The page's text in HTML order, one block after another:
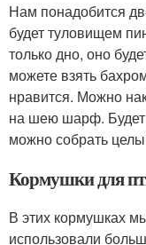
Нам понадобится
будет туловищем
только дно, оно
можете взять
нравится. Можно
на шею шарф. Будет
можно собрать
Кормушки для
В этих кормушках
использовали